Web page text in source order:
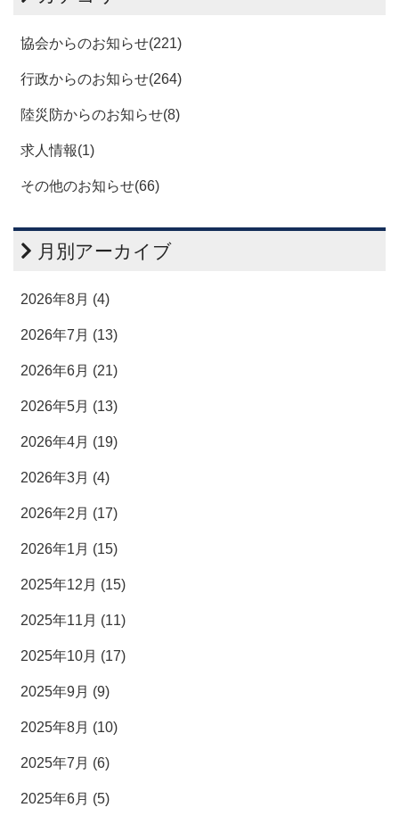
協会からのお知らせ(221)
行政からのお知らせ(264)
陸災防からのお知らせ(8)
求人情報(1)
その他のお知らせ(66)
月別アーカイブ
2026年8月 (4)
2026年7月 (13)
2026年6月 (21)
2026年5月 (13)
2026年4月 (19)
2026年3月 (4)
2026年2月 (17)
2026年1月 (15)
2025年12月 (15)
2025年11月 (11)
2025年10月 (17)
2025年9月 (9)
2025年8月 (10)
2025年7月 (6)
2025年6月 (5)